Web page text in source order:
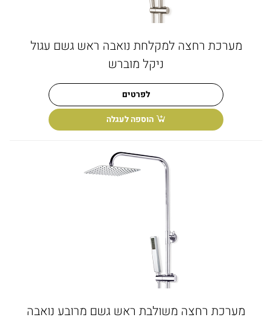
מערכת רחצה למקלחת נואבה ראש גשם עגול
ניקל מוברש
לפרטים
הוספה לעגלה
מערכת רחצה משולבת ראש גשם מרובע נואבה